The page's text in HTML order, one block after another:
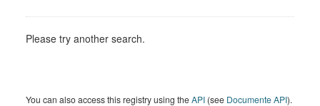
Please try another search.
You can also access this registry using theAPI (see Documente API).